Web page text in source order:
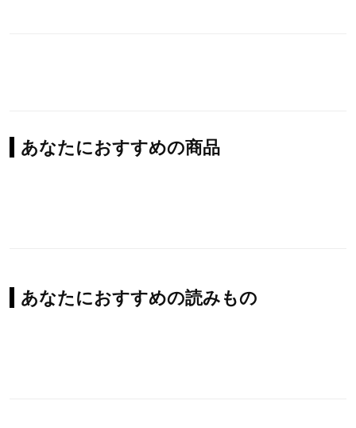
あなたにおすすめの商品
あなたにおすすめの読みもの